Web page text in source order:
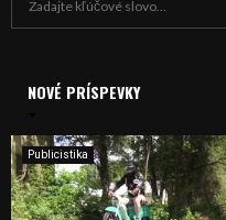
i
e
:
NOVÉ PRÍSPEVKY
Publicistika